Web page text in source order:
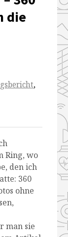
die
,
Ring, wo
den ich
360
ohne
man sie